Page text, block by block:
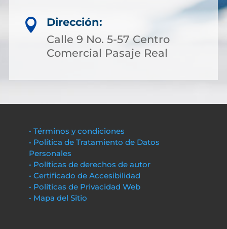

Dirección:
Calle 9 No. 5-57 Centro
Comercial Pasaje Real
• Términos y condiciones
• Política de Tratamiento de Datos
Personales
• Políticas de derechos de autor
• Certificado de Accesibilidad
• Políticas de Privacidad Web
• Mapa del Sitio